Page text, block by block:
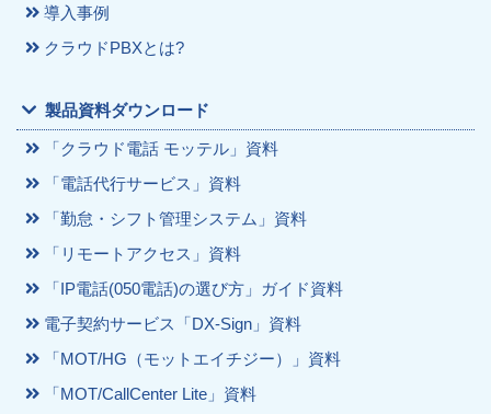
導入事例
クラウドPBXとは?
製品資料ダウンロード
「クラウド電話 モッテル」資料
「電話代行サービス」資料
「勤怠・シフト管理システム」資料
「リモートアクセス」資料
「IP電話(050電話)の選び方」ガイド資料
電子契約サービス「DX-Sign」資料
「MOT/HG（モットエイチジー）」資料
「MOT/CallCenter Lite」資料